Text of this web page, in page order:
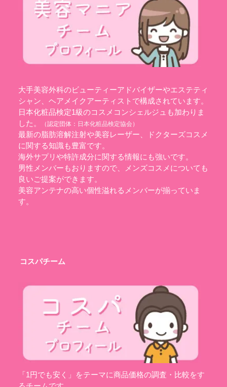
大手美容外科のビューティーアドバイザーやエステティ
シャン、ヘアメイクアーティストで構成されています。
日本化粧品検定1級のコスメコンシェルジュも加わりま
した。
（認定団体： 日本化粧品検定協会）
最新の脂肪溶解注射や美容レーザー、ドクターズコスメ
に関する知識も豊富です。
海外サプリや特許成分に関する情報にも強いです。
男性メンバーもおりますので、メンズコスメについても
良いご提案ができます。
美容アンテナの高い個性溢れるメンバーが揃っていま
す。
コスパチーム
「1円でも安く」をテーマに商品価格の調査・比較をす